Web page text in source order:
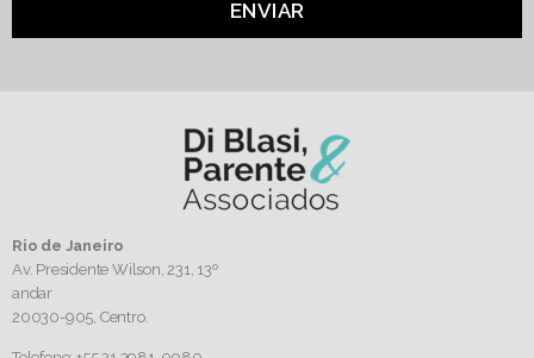
ENVIAR
Rio de Janeiro
Av. Presidente Wilson, 231, 13º
andar
20030-905, Centro.